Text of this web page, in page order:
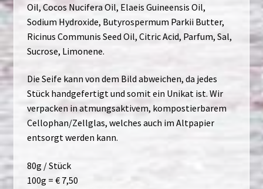
Oil, Cocos Nucifera Oil, Elaeis Guineensis Oil,
Sodium Hydroxide, Butyrospermum Parkii Butter,
Ricinus Communis Seed Oil, Citric Acid, Parfum, Sal,
Sucrose, Limonene.
Die Seife kann von dem Bild abweichen, da jedes
Stück handgefertigt und somit ein Unikat ist. Wir
verpacken in atmungsaktivem, kompostierbarem
Cellophan/Zellglas, welches auch im Altpapier
entsorgt werden kann.
80g / Stück
100g = € 7,50